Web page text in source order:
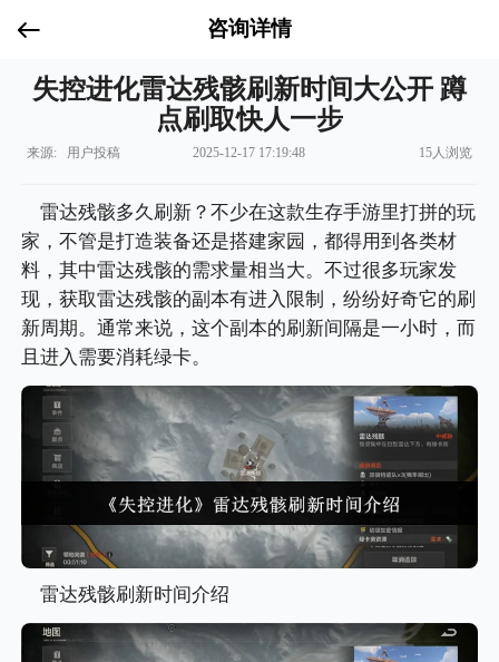
咨询详情
失控进化雷达残骸刷新时间大公开 蹲
点刷取快人一步
来源: 用户投稿 2025-12-17 17:19:48 15人浏览
雷达残骸多久刷新？不少在这款生存手游里打拼的玩
家，不管是打造装备还是搭建家园，都得用到各类材
料，其中雷达残骸的需求量相当大。不过很多玩家发
现，获取雷达残骸的副本有进入限制，纷纷好奇它的刷
新周期。通常来说，这个副本的刷新间隔是一小时，而
且进入需要消耗绿卡。
雷达残骸刷新时间介绍